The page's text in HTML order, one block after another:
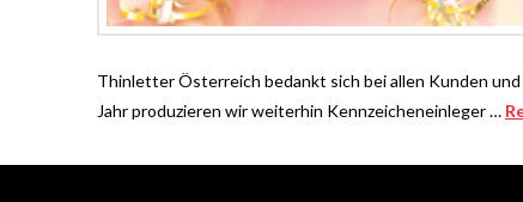
Thinletter Österreich bedankt sich bei allen Kunden
Jahr produzieren wir weiterhin Kennzeicheneinleger …